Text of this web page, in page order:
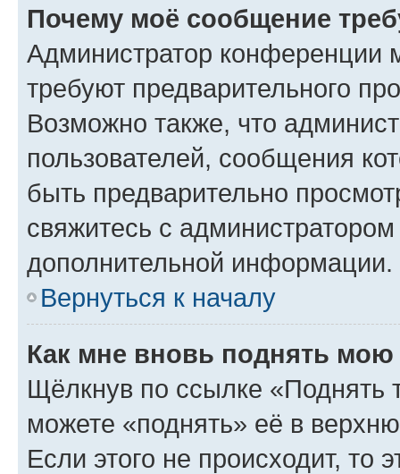
Почему моё сообщение
Администратор конференции
требуют предварительного
Возможно также, что
пользователей, сообщения
быть предварительно
свяжитесь с
дополнительной информации.
Вернуться к началу
Как мне вновь поднять мою
Щёлкнув по ссылке «Поднять
можете «поднять» её в
Если этого не происходит, то